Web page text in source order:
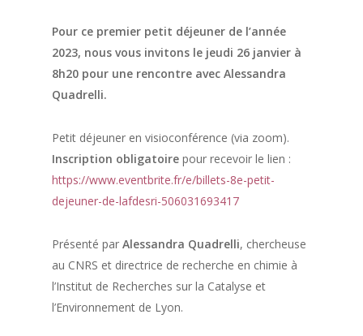
Pour ce premier petit déjeuner de l’année
2023, nous vous invitons le jeudi 26 janvier à
8h20 pour une rencontre avec Alessandra
Quadrelli.
Petit déjeuner en visioconférence (via zoom).
Inscription obligatoire pour recevoir le lien :
https://www.eventbrite.fr/e/billets-8e-petit-
dejeuner-de-lafdesri-506031693417
Présenté par Alessandra Quadrelli, chercheuse
au CNRS et directrice de recherche en chimie à
l’Institut de Recherches sur la Catalyse et
l’Environnement de Lyon.